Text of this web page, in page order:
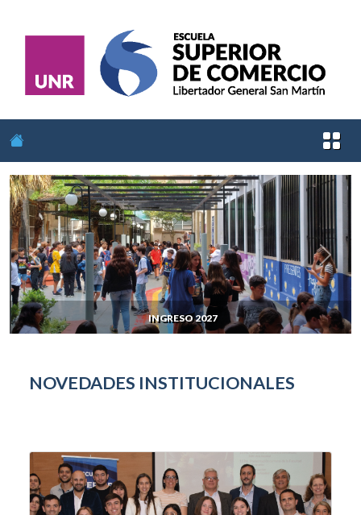
INGRESO 2027
Anterior
NOVEDADES INSTITUCIONALES